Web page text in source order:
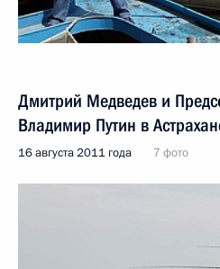
Дмитрий Медведев и
Владимир Путин в
16 августа 2011 года 7 фото